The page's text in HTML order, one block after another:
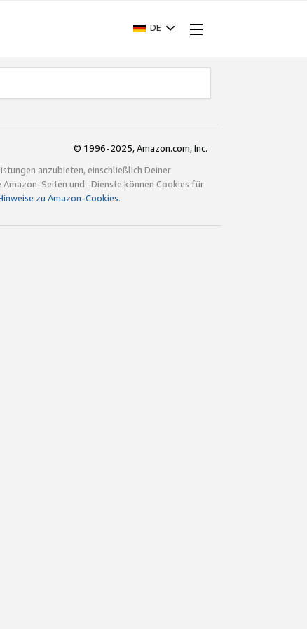
DE
© 1996-2025, Amazon.com, Inc.
anzubieten, einschließlich Deiner
Seiten und -Dienste können Cookies für
zu Amazon-Cookies.